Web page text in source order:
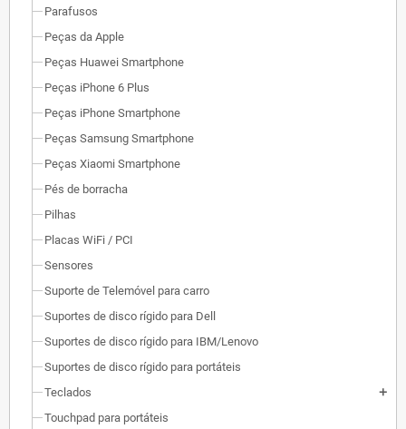
Parafusos
Peças da Apple
Peças Huawei Smartphone
Peças iPhone 6 Plus
Peças iPhone Smartphone
Peças Samsung Smartphone
Peças Xiaomi Smartphone
Pés de borracha
Pilhas
Placas WiFi / PCI
Sensores
Suporte de Telemóvel para carro
Suportes de disco rígido para Dell
Suportes de disco rígido para IBM/Lenovo
Suportes de disco rígido para portáteis
Teclados
add
Touchpad para portáteis